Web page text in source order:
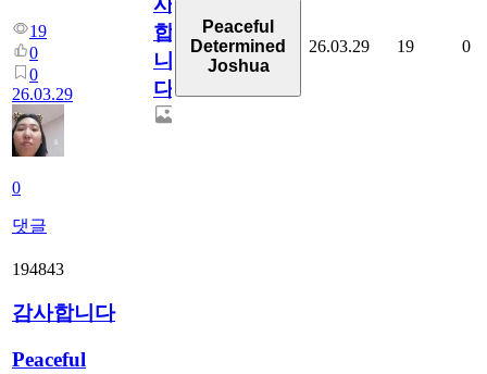
19
0
0
26.03.29
0
댓글
합
니
다
Peaceful
Determined
Joshua
26.03.29 19 0
194843
감사합니다
Peaceful